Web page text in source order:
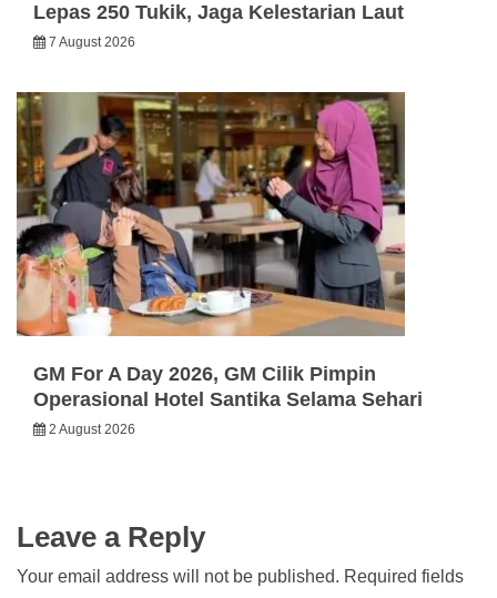
Lepas 250 Tukik, Jaga Kelestarian Laut
7 August 2026
GM For A Day 2026, GM Cilik Pimpin
Operasional Hotel Santika Selama Sehari
2 August 2026
Leave a Reply
Your email address will not be published. Required fields